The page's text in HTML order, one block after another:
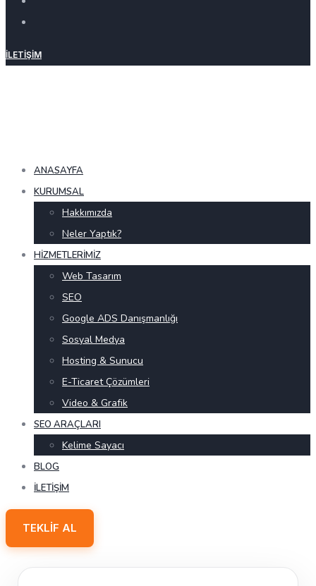
İLETIŞIM
ANASAYFA
KURUMSAL
Hakkımızda
Neler Yaptık?
HIZMETLERIMIZ
Web Tasarım
SEO
Google ADS Danışmanlığı
Sosyal Medya
Hosting & Sunucu
E-Ticaret Çözümleri
Video & Grafik
SEO ARAÇLARI
Kelime Sayacı
BLOG
İLETIŞIM
TEKLIF AL